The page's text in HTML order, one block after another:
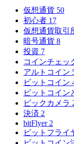
仮想通貨 50
初心者 17
仮想通貨取引
暗号通貨 8
投資 7
コインチェッ
アルトコイン
ビットコイン
ビットコイン
ビックカメラ
決済 2
bitFlyer 2
ビットフライ